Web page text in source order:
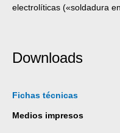
electrolíticas («soldadura
Downloads
Fichas técnicas
Medios impresos